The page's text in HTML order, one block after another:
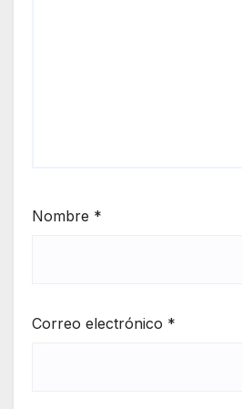
Nombre *
Correo electrónico *